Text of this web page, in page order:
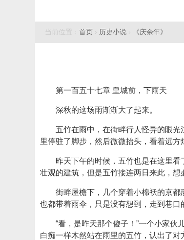
当前位置： 首页 › 历史小说 › 《庆余年》
第一百五十七章 皇城前，下雨天
深秋的这场雨渐渐大了起来。
五竹在雨中，在街畔行人怪异的眼
里停驻了脚步，然后微微抬头，看着远方
昨天下午的时候，五竹也是在这里
壮观的建筑，但是五竹接连两日来此，想
街畔屋檐下，几个穿着小棉袄的京
也都带着雨伞，只是没有想到，走到巷口
“看，是昨天那个傻子！”一个小家
白痴一样木然站在雨里的五竹，认出了